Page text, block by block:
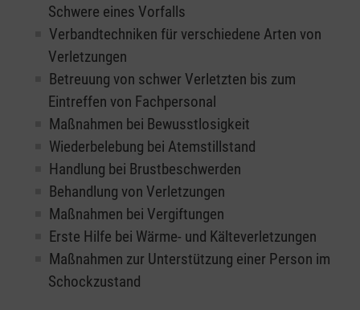
Schwere eines Vorfalls
Verbandtechniken für verschiedene Arten von
Verletzungen
Betreuung von schwer Verletzten bis zum
Eintreffen von Fachpersonal
Maßnahmen bei Bewusstlosigkeit
Wiederbelebung bei Atemstillstand
Handlung bei Brustbeschwerden
Behandlung von Verletzungen
Maßnahmen bei Vergiftungen
Erste Hilfe bei Wärme- und Kälteverletzungen
Maßnahmen zur Unterstützung einer Person im
Schockzustand